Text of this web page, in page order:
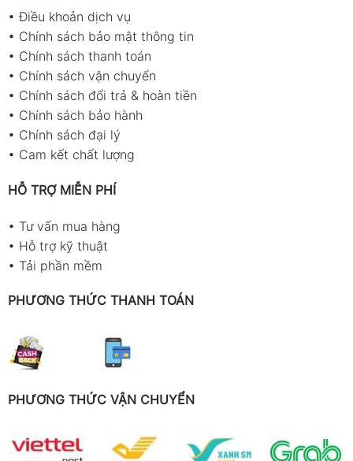
•Điều khoản dịch vụ
• Chính sách bảo mật thông tin
• Chính sách thanh toán
• Chính sách vận chuyển
• Chính sách đổi trả & hoàn tiền
• Chính sách bảo hành
• Chính sách đại lý
• Cam kết chất lượng
HỖ TRỢ MIỄN PHÍ
• Tư vấn mua hàng
• Hỗ trợ kỹ thuật
• Tải phần mềm
PHƯƠNG THỨC THANH TOÁN
PHƯƠNG THỨC VẬN CHUYỂN